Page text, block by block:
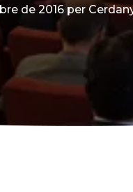
de 2016 per